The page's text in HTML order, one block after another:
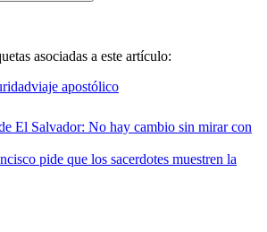
asociadas a este artículo:
viaje apostólico
El Salvador: No hay cambio sin mirar con
pide que los sacerdotes muestren la